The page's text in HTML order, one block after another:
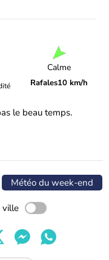
Calme
Rafales10 km/h
le beau temps.
Météo du week-end
ville